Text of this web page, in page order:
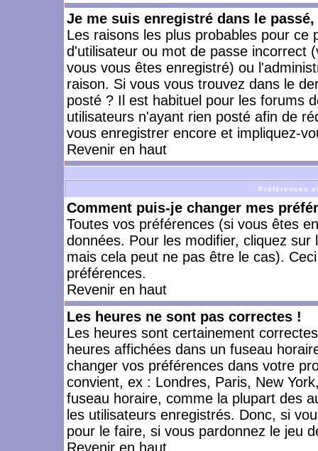
Je me suis enregistré dans le
Les raisons les plus probables pour
d'utilisateur ou mot de passe incorrect
vous vous êtes enregistré) ou
raison. Si vous vous trouvez dans le
posté ? Il est habituel pour les forums
utilisateurs n'ayant rien posté afin de
vous enregistrer encore et impliquez-
Revenir en haut
Préférences
Comment puis-je changer mes
Toutes vos préférences (si vous êtes
données. Pour les modifier, cliquez sur
mais cela peut ne pas être le cas).
préférences.
Revenir en haut
Les heures ne sont pas correctes !
Les heures sont certainement
heures affichées dans un fuseau
changer vos préférences dans votre
convient, ex : Londres, Paris, New
fuseau horaire, comme la plupart des
les utilisateurs enregistrés. Donc, si
pour le faire, si vous pardonnez le jeu
Revenir en haut